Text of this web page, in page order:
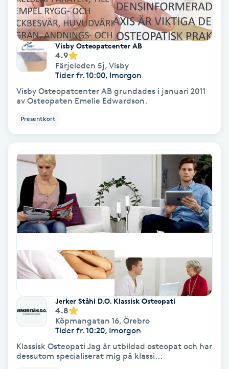
Hårvård
Hälsa
Idrottsmassage
IPL hårborttagning
IR-massage
Japansk massage
K18
Katun fransar
Kemisk peeling
Visby Osteopatcenter AB
4.9
Färjeleden 5j, Visby
Tider fr. 10:00, Imorgon
Visby Osteopatcenter AB grundades i januari 2011
av Osteopaten Emelie Edwardson.
Presentkort
Jerker Ståhl D.O. Klassisk Osteopati
4.8
Köpmangatan 16, Örebro
Tider fr. 10:20, Imorgon
Klassisk Osteopati Jag är utbildad osteopat och har
dessutom specialiserat mig på klassi...